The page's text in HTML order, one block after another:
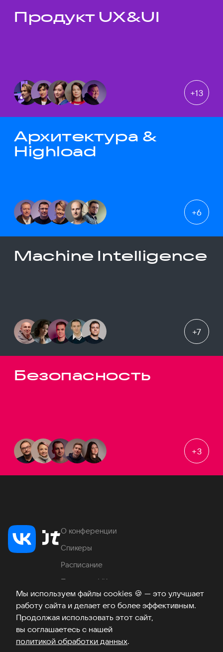
Мы используем файлы cookies 🍪 — это улучшает
работу сайта и делает его более эффективным.
Продолжая использовать этот сайт,
вы соглашаетесь с нашей
политикой обработки данных.
Темы докладов
Продукт UX&UI
+13
Архитектура &
Highload
+6
Machine Intelligence
+7
Безопасность
+3
О конференции
Спикеры
Расписание
Продукты VK
Место проведения
Часто задаваемые вопросы
ТелеграмВКонтакте
Хабр